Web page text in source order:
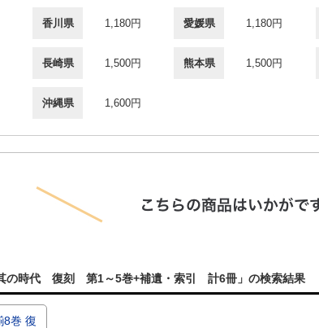
香川県 1,180円 愛媛県 1,180円
長崎県 1,500円 熊本県 1,500円
沖縄県 1,600円
の時代 復刻 第1～5巻+補遺・索引 計6冊」の検索結果
巻 復